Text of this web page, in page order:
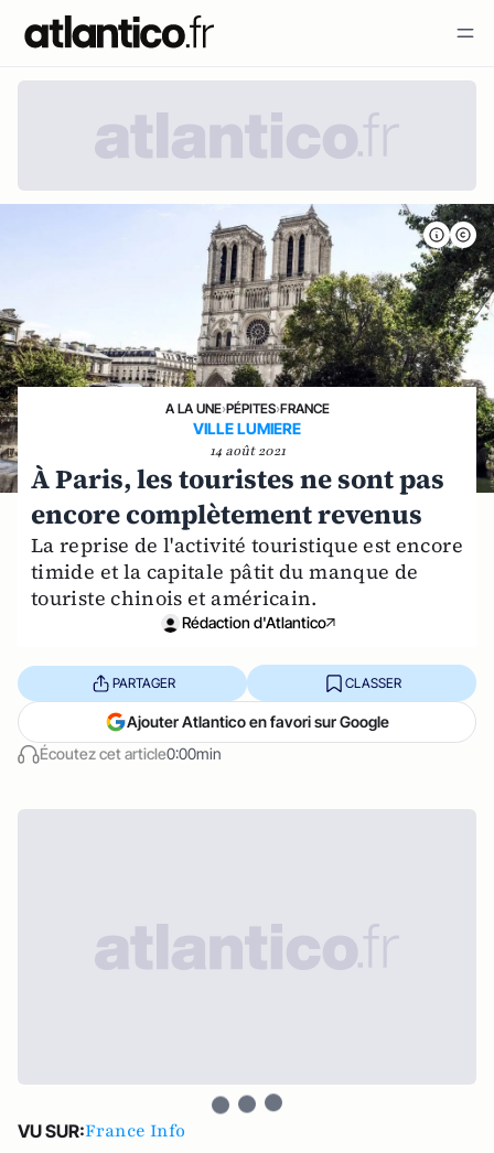
A LA UNE›PÉPITES›FRANCE
VILLE LUMIERE
14 août 2021
À Paris, les touristes ne sont pas
encore complètement revenus
La reprise de l'activité touristique est encore
timide et la capitale pâtit du manque de
touriste chinois et américain.
Rédaction d'Atlantico
Écoutez cet article0:00min
PARTAGER CLASSER
Ajouter Atlantico en favori sur Google
VU SUR:France Info